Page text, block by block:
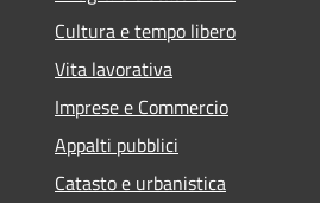
Cultura e tempo libero
Vita lavorativa
Imprese e Commercio
Appalti pubblici
Catasto e urbanistica